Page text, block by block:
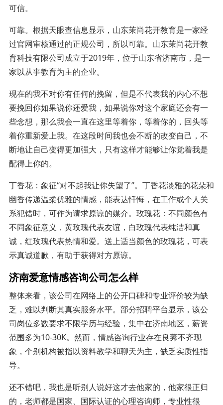
可信。
可靠。根据天眼查信息显示，山东茉尚花开教育是一家经
过官网审核通过的正规公司，所以可靠。山东茉尚花开教
育科技有限公司成立于2019年，位于山东省济南市，是一
家以从事教育为主的企业。
现在的我不对你有任何的挽留，但是不代表我的内心不想
要挽回你如果说你还爱我，如果说你对这个家庭还会有一
些念想，那么我会一直在这里等着你，等着你的，回头等
着你重新爱上我。在这段时间我也会不断的改变自己，不
断地让自己变得更加强大，只有这样才能够让你觉着我是
配得上你的。
丁香花：象征“对不起我让你失望了”。丁香花淡雅的花朵和
幽香传递温柔优雅的情感，能表达忏悔，在工作或个人关
系犯错时，可作为请求原谅的媒介。玫瑰花：不同颜色有
不同象征意义，黄玫瑰代表友谊，白玫瑰代表纯洁和真
诚，红玫瑰代表热情和爱。送上适当颜色的玫瑰花，可表
示真诚道歉，有助于获得对方原谅。
济南爱意情感咨询公司怎么样
整体来看，该公司在网络上的公开口碑和专业评价较为缺
乏，难以判断其真实服务水平。部分招聘平台显示，该公
司岗位多数要求不限学历与经验，集中在济南地区，薪资
范围多为10-30K。然而，情感咨询行业存在良莠不齐现
象，个别机构被指以资料教学和聊天为主，缺乏实质性指
导。
还不错吧，我也是听别人说好这才去他家的，他家很正归
的，老师都是国家、国际认证的心理咨询师，专业性很